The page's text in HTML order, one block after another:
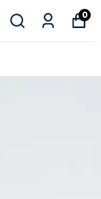
0